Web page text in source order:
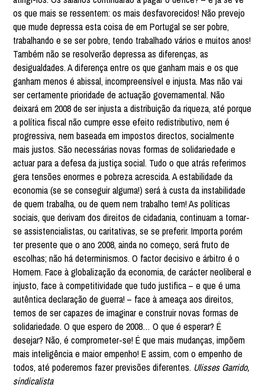
os que mais se ressentem: os mais desfavorecidos! Não prevejo
que mude depressa esta coisa de em Portugal se ser pobre,
trabalhando e se ser pobre, tendo trabalhado vários e muitos anos!
Também não se resolverão depressa as diferenças, as
desigualdades. A diferença entre os que ganham mais e os que
ganham menos é abissal, incompreensível e injusta. Mas não vai
ser certamente prioridade de actuação governamental. Não
deixará em 2008 de ser injusta a distribuição da riqueza, até porque
a política fiscal não cumpre esse efeito redistributivo, nem é
progressiva, nem baseada em impostos directos, socialmente
mais justos. São necessárias novas formas de solidariedade e
actuar para a defesa da justiça social. Tudo o que atrás referimos
gera tensões enormes e pobreza acrescida. A estabilidade da
economia (se se conseguir alguma!) será à custa da instabilidade
de quem trabalha, ou de quem nem trabalho tem! As políticas
sociais, que derivam dos direitos de cidadania, continuam a tornar-
se assistencialistas, ou caritativas, se se preferir. Importa porém
ter presente que o ano 2008, ainda no começo, será fruto de
escolhas; não há determinismos. O factor decisivo e árbitro é o
Homem. Face à globalização da economia, de carácter neoliberal e
injusto, face à competitividade que tudo justifica – e que é uma
autêntica declaração de guerra! – face à ameaça aos direitos,
temos de ser capazes de imaginar e construir novas formas de
solidariedade. O que espero de 2008… O que é esperar? É
desejar? Não, é comprometer-se! É que mais mudanças, impõem
mais inteligência e maior empenho! E assim, com o empenho de
todos, até poderemos fazer previsões diferentes. Ulisses Garrido,
sindicalista